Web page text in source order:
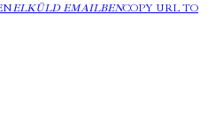
ELKÜLD EMAILBENCOPY URL TO